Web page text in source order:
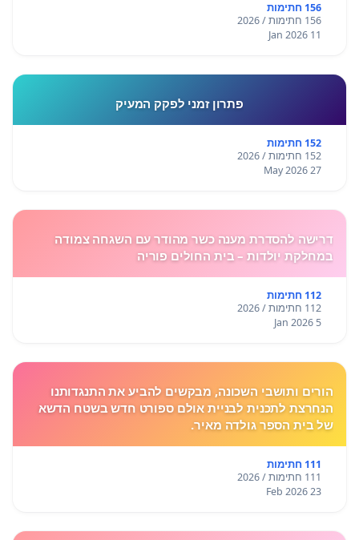
156 חתימות
156 חתימות / 2026
11 Jan 2026
פתרון זמני לפקק המעיק
152 חתימות
152 חתימות / 2026
27 May 2026
דרישה להסדרת מענה כשר מהודר עם השגחה צמודה
במחלקת יולדות – בית החולים פוריה
112 חתימות
112 חתימות / 2026
5 Jan 2026
הורים ותושבי השכונה, מבקשים להביע את התנגדותנו
הנחרצת לתכנית לבניית אולם ספורט חדש בשטח הדשא
של בית הספר גולדה מאיר.
111 חתימות
111 חתימות / 2026
23 Feb 2026